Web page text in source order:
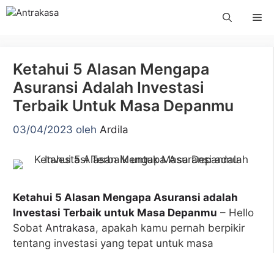
Langsung
Ketahui 5 Alasan Mengapa
Asuransi Adalah Investasi
Terbaik Untuk Masa Depanmu
03/04/2023 oleh Ardila
Ketahui 5 Alasan Mengapa Asuransi adalah
Investasi Terbaik untuk Masa Depanmu – Hello
Sobat Antrakasa, apakah kamu pernah berpikir
tentang investasi yang tepat untuk masa